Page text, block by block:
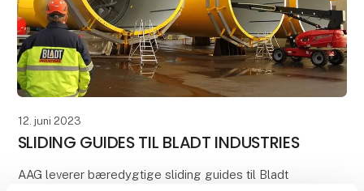
12. juni 2023
SLIDING GUIDES TIL BLADT INDUSTRIES
AAG leverer bæredygtige sliding guides til Bladt